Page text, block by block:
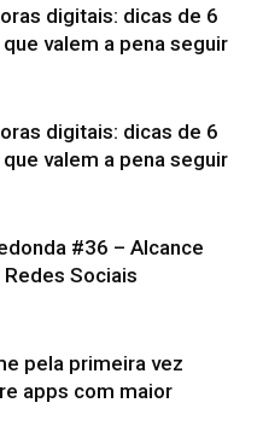
digitais: dicas de 6
valem a pena seguir
digitais: dicas de 6
valem a pena seguir
#36 – Alcance
Sociais
pela primeira vez
apps com maior